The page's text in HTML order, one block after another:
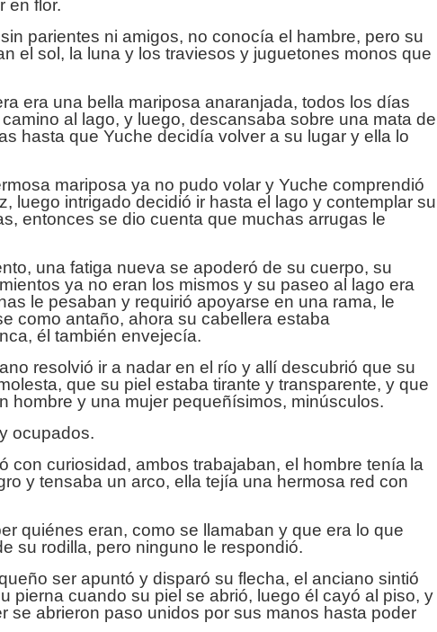
en flor.
parientes ni amigos, no conocía el hambre, pero su
el sol, la luna y los traviesos y juguetones monos que
era una bella mariposa anaranjada, todos los días
al lago, y luego, descansaba sobre una mata de
hasta que Yuche decidía volver a su lugar y ella lo
mariposa ya no pudo volar y Yuche comprendió
luego intrigado decidió ir hasta el lago y contemplar su
entonces se dio cuenta que muchas arrugas le
una fatiga nueva se apoderó de su cuerpo, su
ya no eran los mismos y su paseo al lago era
le pesaban y requirió apoyarse en una rama, le
como antaño, ahora su cabellera estaba
él también envejecía.
resolvió ir a nadar en el río y allí descubrió que su
que su piel estaba tirante y transparente, y que
hombre y una mujer pequeñísimos, minúsculos.
ocupados.
con curiosidad, ambos trabajaban, el hombre tenía la
y tensaba un arco, ella tejía una hermosa red con
quiénes eran, como se llamaban y que era lo que
su rodilla, pero ninguno le respondió.
ser apuntó y disparó su flecha, el anciano sintió
pierna cuando su piel se abrió, luego él cayó al piso, y
se abrieron paso unidos por sus manos hasta poder